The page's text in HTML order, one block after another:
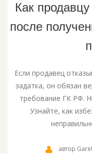
Как продавцу
после
Если продавец
задатка, он обязан
требование ГК РФ.
Узнайте, как
автор